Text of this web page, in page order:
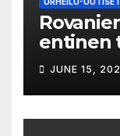
entinen
JUNE 15,